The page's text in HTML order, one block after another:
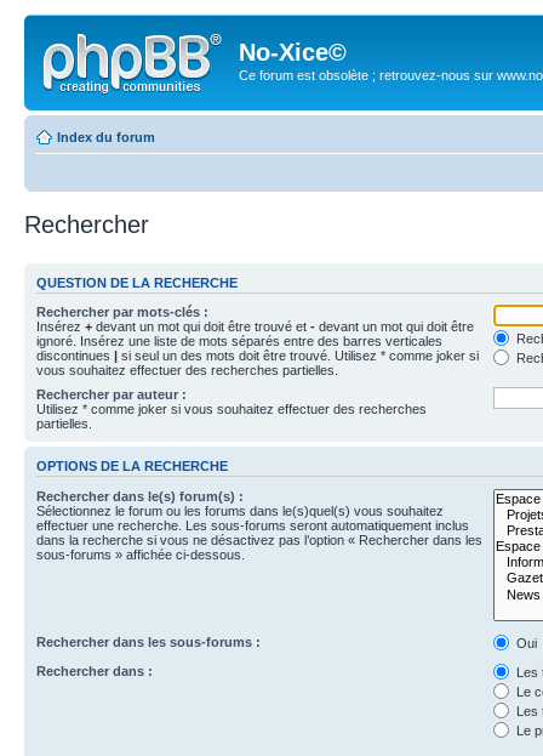
No-Xice©
Ce forum est obsolète ; retrouvez-nous sur
Index du forum
Rechercher
QUESTION DE LA RECHERCHE
Rechercher par mots-clés :
Insérez + devant un mot qui doit être trouvé et - devant un mot qui doit être
ignoré. Insérez une liste de mots séparés entre des barres verticales
discontinues | si seul un des mots doit être trouvé. Utilisez * comme joker si
vous souhaitez effectuer des recherches partielles.
Rechercher par auteur :
Utilisez * comme joker si vous souhaitez effectuer des recherches
partielles.
OPTIONS DE LA RECHERCHE
Rechercher dans le(s) forum(s) :
Sélectionnez le forum ou les forums dans le(s)quel(s) vous souhaitez
effectuer une recherche. Les sous-forums seront automatiquement inclus
dans la recherche si vous ne désactivez pas l’option « Rechercher dans les
sous-forums » affichée ci-dessous.
Rechercher dans les sous-forums :
Oui
Rechercher dans :
Les
Le
Les
Le